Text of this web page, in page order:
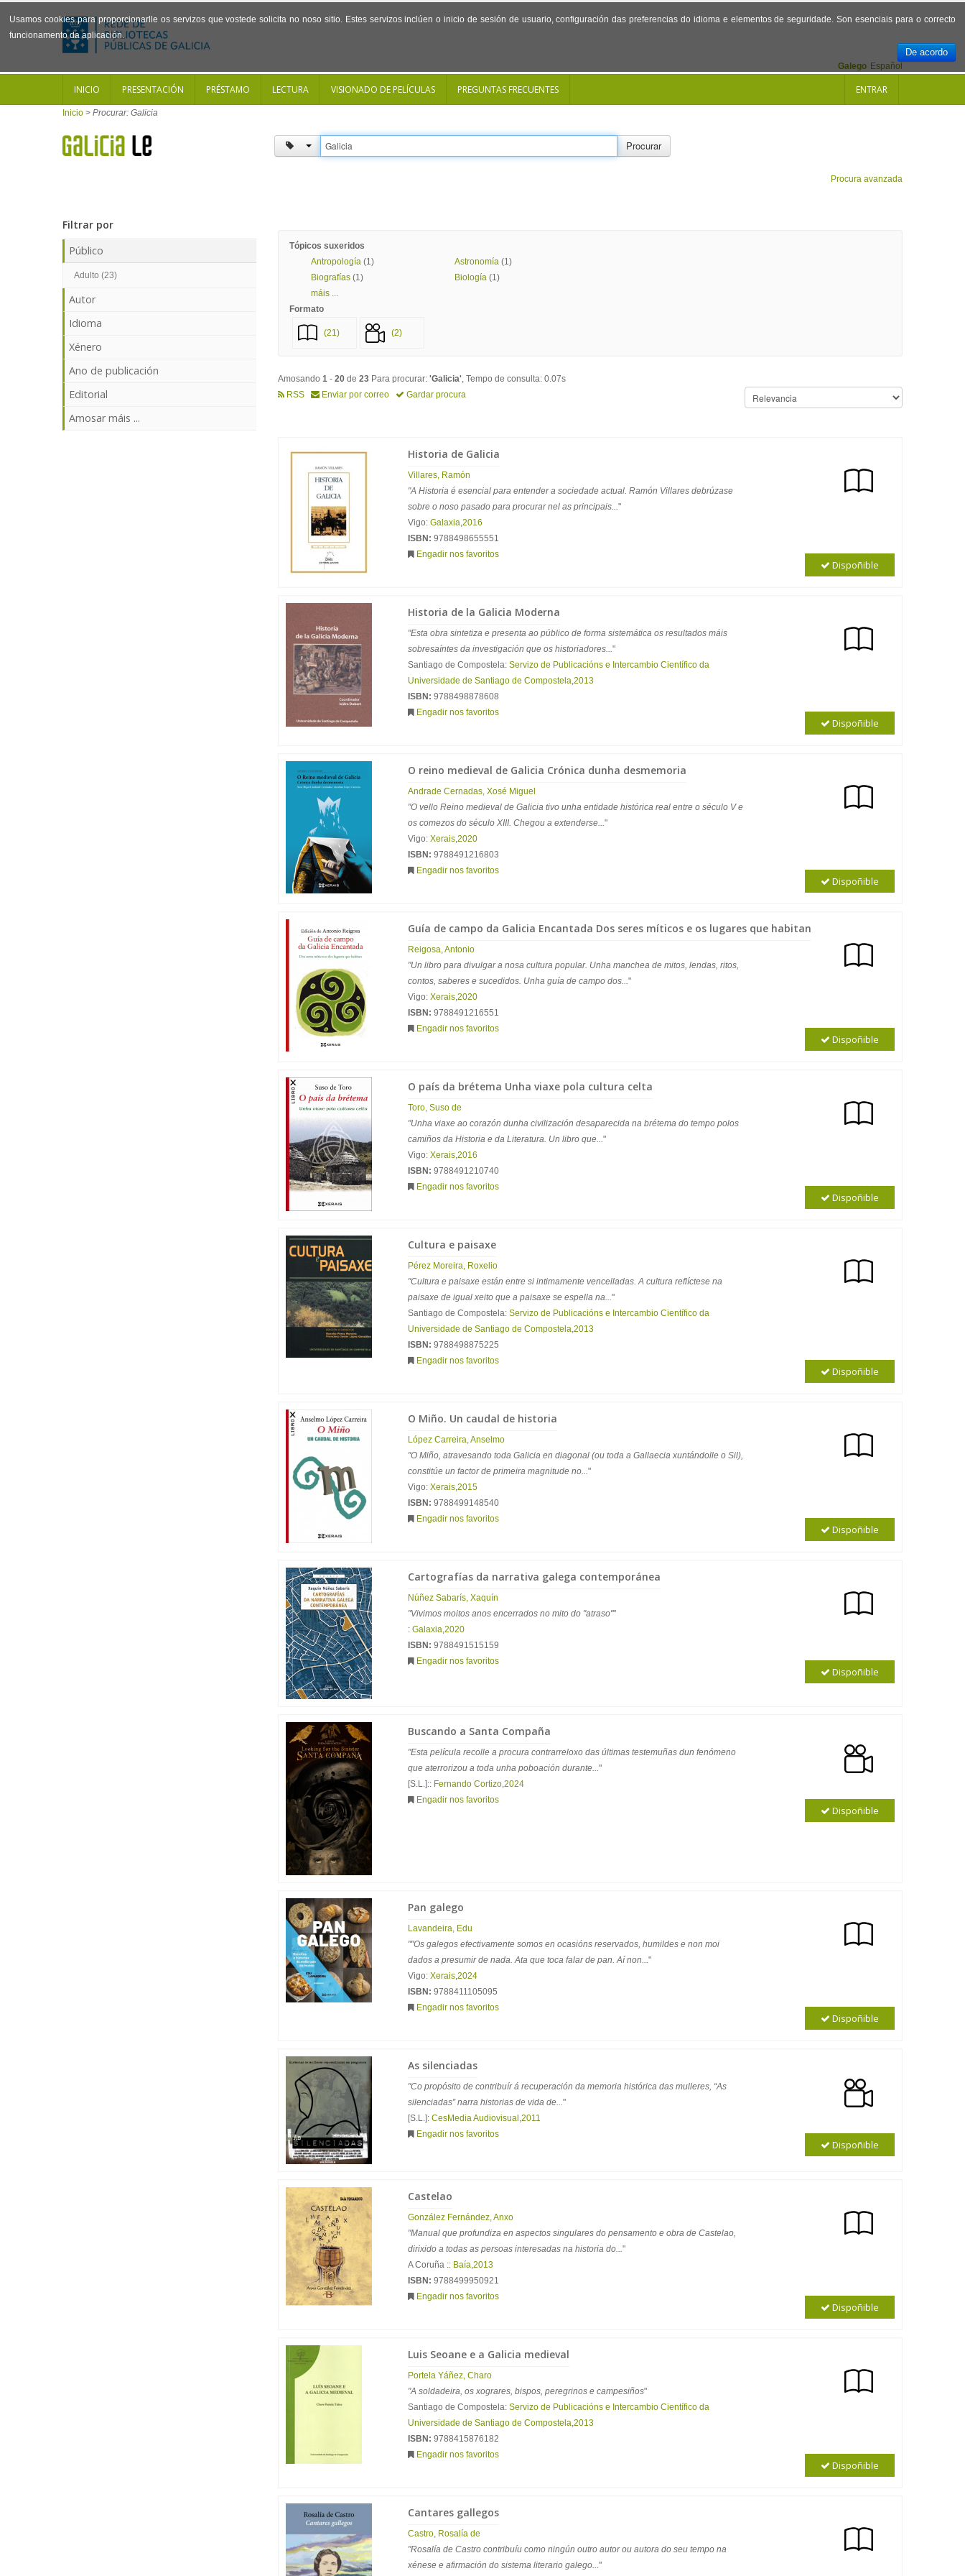
Usamos cookies para proporcionarlle os servizos que vostede solicita no noso sitio. Estes servizos inclúen o inicio de sesión de usuario, configuración das preferencias do idioma e elementos de seguridade. Son esenciais para o correcto
funcionamento da aplicación.
De acordo
Español
Galego
INICIO PRESENTACIÓN PRÉSTAMO LECTURA VISIONADO DE PELÍCULAS PREGUNTAS FRECUENTES ENTRAR
Inicio > Procurar: Galicia
Procurar
Procura avanzada
Filtrar por
Público
Adulto (23)
Autor
Idioma
Xénero
Ano de publicación
Editorial
Amosar máis ...
Tópicos suxeridos
Antropología (1) Astronomía (1)
Biografías (1) Biología (1)
máis ...
Formato
(21) (2)
Amosando 1 - 20 de 23 Para procurar: 'Galicia', Tempo de consulta: 0.07s
RSS
Enviar por correo Gardar procura
Historia de Galicia
Villares, Ramón
"A Historia é esencial para entender a sociedade actual. Ramón Villares debrúzase
sobre o noso pasado para procurar nel as principais..."
Vigo: Galaxia,2016
ISBN: 9788498655551
Engadir nos favoritos
Dispoñible
Historia de la Galicia Moderna
"Esta obra sintetiza e presenta ao público de forma sistemática os resultados máis
sobresaíntes da investigación que os historiadores..."
Santiago de Compostela: Servizo de Publicacións e Intercambio Científico da
Universidade de Santiago de Compostela,2013
ISBN: 9788498878608
Engadir nos favoritos
Dispoñible
O reino medieval de Galicia Crónica dunha desmemoria
Andrade Cernadas, Xosé Miguel
"O vello Reino medieval de Galicia tivo unha entidade histórica real entre o século V e
os comezos do século XIII. Chegou a extenderse..."
Vigo: Xerais,2020
ISBN: 9788491216803
Engadir nos favoritos
Dispoñible
Guía de campo da Galicia Encantada Dos seres míticos e os lugares que habitan
Reigosa, Antonio
"Un libro para divulgar a nosa cultura popular. Unha manchea de mitos, lendas, ritos,
contos, saberes e sucedidos. Unha guía de campo dos..."
Vigo: Xerais,2020
ISBN: 9788491216551
Engadir nos favoritos
Dispoñible
O país da brétema Unha viaxe pola cultura celta
Toro, Suso de
"Unha viaxe ao corazón dunha civilización desaparecida na brétema do tempo polos
camiños da Historia e da Literatura. Un libro que..."
Vigo: Xerais,2016
ISBN: 9788491210740
Engadir nos favoritos
Dispoñible
Cultura e paisaxe
Pérez Moreira, Roxelio
"Cultura e paisaxe están entre si intimamente vencelladas. A cultura reflíctese na
paisaxe de igual xeito que a paisaxe se espella na..."
Santiago de Compostela: Servizo de Publicacións e Intercambio Científico da
Universidade de Santiago de Compostela,2013
ISBN: 9788498875225
Engadir nos favoritos
Dispoñible
O Miño. Un caudal de historia
López Carreira, Anselmo
"O Miño, atravesando toda Galicia en diagonal (ou toda a Gallaecia xuntándolle o Sil),
constitúe un factor de primeira magnitude no..."
Vigo: Xerais,2015
ISBN: 9788499148540
Engadir nos favoritos
Dispoñible
Cartografías da narrativa galega contemporánea
Núñez Sabarís, Xaquín
"Vivimos moitos anos encerrados no mito do "atraso""
: Galaxia,2020
ISBN: 9788491515159
Engadir nos favoritos
Dispoñible
Buscando a Santa Compaña
"Esta película recolle a procura contrarreloxo das últimas testemuñas dun fenómeno
que aterrorizou a toda unha poboación durante..."
[S.L.]:: Fernando Cortizo,2024
Engadir nos favoritos
Dispoñible
Pan galego
Lavandeira, Edu
""Os galegos efectivamente somos en ocasións reservados, humildes e non moi
dados a presumir de nada. Ata que toca falar de pan. Aí non..."
Vigo: Xerais,2024
ISBN: 9788411105095
Engadir nos favoritos
Dispoñible
As silenciadas
"Co propósito de contribuír á recuperación da memoria histórica das mulleres, “As
silenciadas” narra historias de vida de..."
[S.L.]: CesMedia Audiovisual ,2011
Engadir nos favoritos
Dispoñible
Castelao
González Fernández, Anxo
"Manual que profundiza en aspectos singulares do pensamento e obra de Castelao,
dirixido a todas as persoas interesadas na historia do..."
A Coruña :: Baía,2013
ISBN: 9788499950921
Engadir nos favoritos
Dispoñible
Luis Seoane e a Galicia medieval
Portela Yáñez, Charo
"A soldadeira, os xograres, bispos, peregrinos e campesiños"
Santiago de Compostela: Servizo de Publicacións e Intercambio Científico da
Universidade de Santiago de Compostela,2013
ISBN: 9788415876182
Engadir nos favoritos
Dispoñible
Cantares gallegos
Castro, Rosalía de
"Rosalía de Castro contribuíu como ningún outro autor ou autora do seu tempo na
xénese e afirmación do sistema literario galego..."